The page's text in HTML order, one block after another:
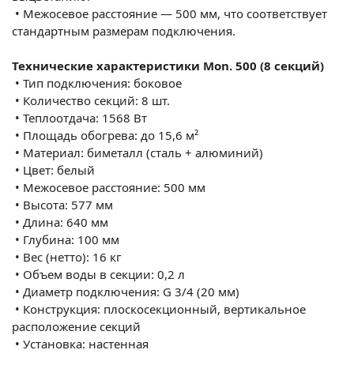
• Межосевое расстояние — 500 мм, что соответствует
стандартным размерам подключения.
Технические характеристики Mon. 500 (8 секций)
• Тип подключения: боковое
• Количество секций: 8 шт.
• Теплоотдача: 1568 Вт
• Площадь обогрева: до 15,6 м²
• Материал: биметалл (сталь + алюминий)
• Цвет: белый
• Межосевое расстояние: 500 мм
• Высота: 577 мм
• Длина: 640 мм
• Глубина: 100 мм
• Вес (нетто): 16 кг
• Объем воды в секции: 0,2 л
• Диаметр подключения: G 3/4 (20 мм)
• Конструкция: плоскосекционный, вертикальное
расположение секций
• Установка: настенная